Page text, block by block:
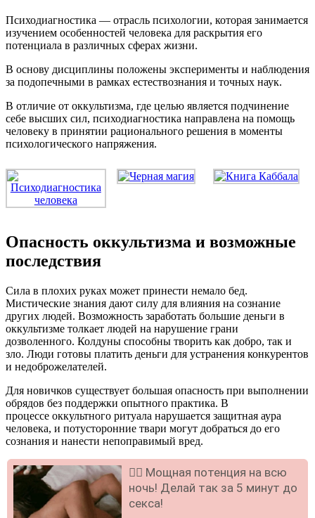
Психодиагностика — отрасль психологии, которая занимается
изучением особенностей человека для раскрытия его
потенциала в различных сферах жизни.
В основу дисциплины положены эксперименты и наблюдения
за подопечными в рамках естествознания и точных наук.
В отличие от оккультизма, где целью является подчинение
себе высших сил, психодиагностика направлена на помощь
человеку в принятии рационального решения в моменты
психологического напряжения.
Опасность оккультизма и возможные
последствия
Сила в плохих руках может принести немало бед.
Мистические знания дают силу для влияния на сознание
других людей. Возможность заработать большие деньги в
оккультизме толкает людей на нарушение грани
дозволенного. Колдуны способны творить как добро, так и
зло. Люди готовы платить деньги для устранения конкурентов
и недоброжелателей.
Для новичков существует большая опасность при выполнении
обрядов без поддержки опытного практика. В
процессе оккультного ритуала нарушается защитная аура
человека, и потусторонние твари могут добраться до его
сознания и нанести непоправимый вред.
❤️‍🔥 Мощная потенция на всю
ночь! Делай так за 5 минут до
секса!